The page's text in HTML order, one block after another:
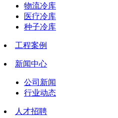
物流冷库
医疗冷库
种子冷库
工程案例
新闻中心
公司新闻
行业动态
人才招聘